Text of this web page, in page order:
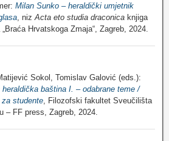
Milan Sunko – heraldički umjetnik
, niz Acta eto studia draconica knjiga
Hrvatskoga Zmaja“, Zagreb, 2024.
Sokol, Tomislav Galović (eds.):
baština I. – odabrane teme /
studente, Filozofski fakultet Sveučilišta
– FF press, Zagreb, 2024.